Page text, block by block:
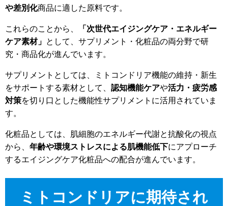
や差別化商品に適した原料です。
これらのことから、
「次世代エイジングケア・エネルギー
ケア素材」 として、サプリメント・化粧品の両分野で研
究・商品化が進んでいます。
サプリメントとしては、ミトコンドリア機能の維持・新生
をサポートする素材として、 認知機能ケアや活力・疲労感
対策を切り口とした機能性サプリメントに活用されていま
す。
化粧品としては、肌細胞のエネルギー代謝と抗酸化の視点
から、 年齢や環境ストレスによる肌機能低下にアプローチ
するエイジングケア化粧品への配合が進んでいます。
ミトコンドリアに期待され